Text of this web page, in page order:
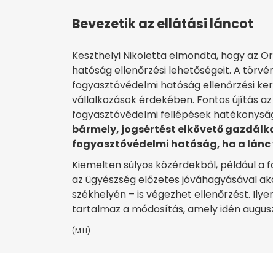
Bevezetik az ellátási láncot
Keszthelyi Nikoletta elmondta, hogy az
hatóság ellenőrzési lehetőségeit. A
fogyasztóvédelmi hatóság ellenőrzési
vállalkozások érdekében. Fontos újítás
fogyasztóvédelmi fellépések
bármely, jogsértést elkövető
fogyasztóvédelmi hatóság, ha a lánc
Kiemelten súlyos közérdekből, például a
az ügyészség előzetes jóváhagyásával
székhelyén – is végezhet ellenőrzést.
tartalmaz a módosítás, amely idén
(MTI)